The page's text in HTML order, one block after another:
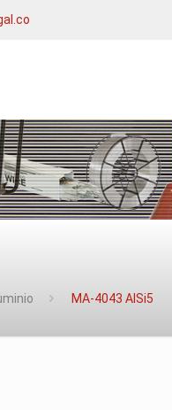
MA-4043 AlSi5